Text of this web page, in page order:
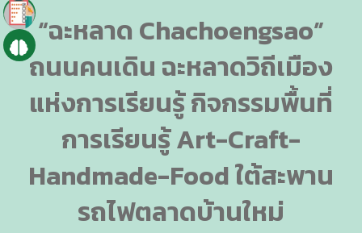
“ฉะหลาด Chachoengsao”
ถนนคนเดิน ฉะหลาดวิถีเมือง
แห่งการเรียนรู้ กิจกรรมพื้นที่
การเรียนรู้ Art-Craft-
Handmade-Food ใต้สะพาน
รถไฟตลาดบ้านใหม่